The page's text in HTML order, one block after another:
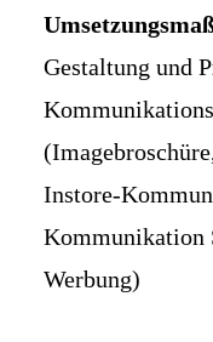
Gestaltung und
Instore-
Kommunikation
Werbung)